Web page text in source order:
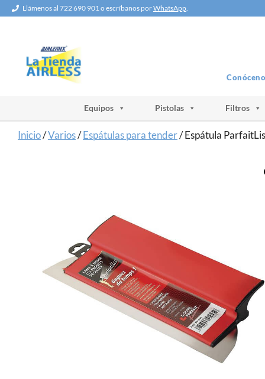
SaltarLlámenos al 722 690 901 o escríbanos porWhatsApp.
Equipos Pistolas Filtros
Inicio/Varios/Espátulas para tender/ Espátula